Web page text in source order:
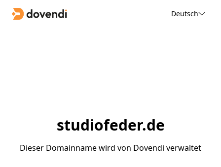
Deutsch
studiofeder.de
Dieser Domainname wird von Dovendi verwaltet